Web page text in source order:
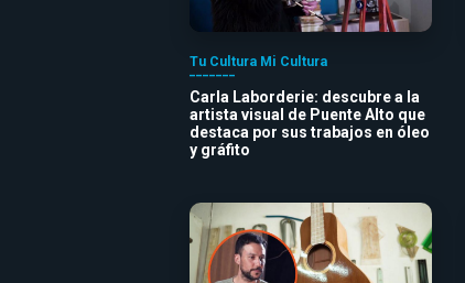
Tu Cultura Mi Cultura
Carla Laborderie: descubre a la
artista visual de Puente Alto que
destaca por sus trabajos en óleo
y gráfito